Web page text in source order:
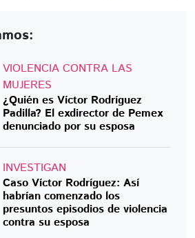
VIOLENCIA CONTRA LAS
MUJERES
¿Quién es Víctor Rodríguez
Padilla? El exdirector de Pemex
denunciado por su esposa
INVESTIGAN
Caso Víctor Rodríguez: Así
habrían comenzado los
presuntos episodios de violencia
contra su esposa